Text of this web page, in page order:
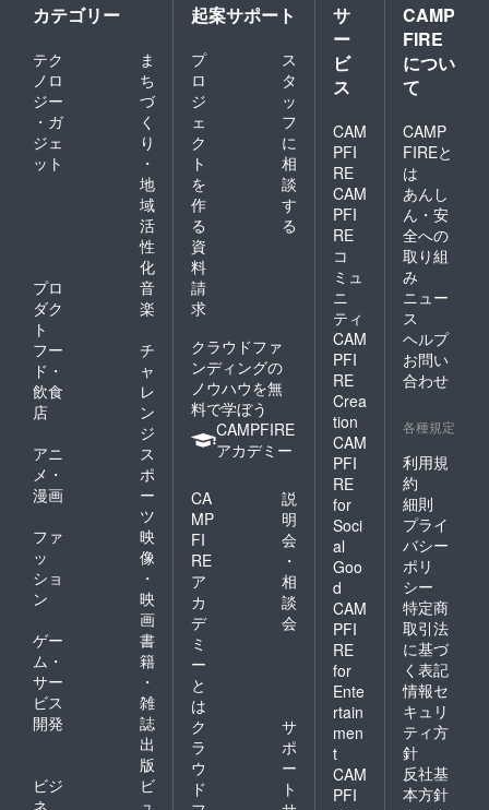
カテゴリー
テク
ノロ
ジー
・ガ
ジェ
ット
ま
ち
づ
く
り
・
地
域
活
性
化
プロ
ダク
ト
音
楽
フー
ド・
飲食
店
チ
ャ
レ
ン
ジ
アニ
メ・
漫画
ス
ポ
ー
ツ
ファ
ッ
ショ
ン
映
像
・
映
画
ゲー
ム・
サー
ビス
開発
書
籍
・
雑
誌
出
版
ビジ
ネ
ビ
ュ
起案サポート
プ
ロ
ジ
ェ
ク
ト
を
作
る
ス
タ
ッ
フ
に
相
談
す
る
資
料
請
求
クラウドファ
ンディングの
ノウハウを無
料で学ぼう
CAMPFIRE
アカデミー
CA
MP
FI
RE
ア
カ
デ
ミ
ー
と
は
説
明
会
・
相
談
会
ク
ラ
ウ
ド
サ
ポ
ー
ト
サ
ー
ビ
ス
CAM
PFI
RE
CAM
PFI
RE
コ
ミュ
ニ
ティ
CAM
PFI
RE
Crea
tion
CAM
PFI
RE
for
Soci
al
Goo
d
CAM
PFI
RE
for
Ente
rtain
men
t
CAM
PFI
CAMP
FIRE
につい
て
CAMP
FIREと
は
あんし
ん・安
全への
取り組
み
ニュー
ス
ヘルプ
お問い
合わせ
各種規定
利用規
約
細則
プライ
バシー
ポリ
シー
特定商
取引法
に基づ
く表記
情報セ
キュリ
ティ方
針
反社基
本方針